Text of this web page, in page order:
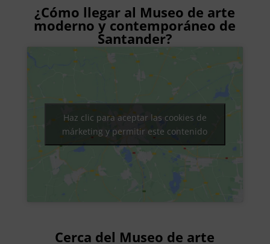
¿Cómo llegar al Museo de arte
moderno y contemporáneo de
Santander?
Haz clic para aceptar las cookies de
márketing y permitir este contenido
Cerca del Museo de arte